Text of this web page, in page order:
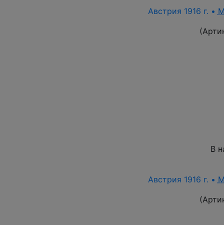
Австрия 1916 г. •
В
Австрия 1916 г. •